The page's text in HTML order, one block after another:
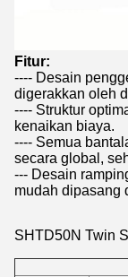
Fitur:
---- Desain
digerakkan oleh
---- Struktur
kenaikan biaya.
---- Semua
secara global,
--- Desain
mudah dipasang
SHTD50N Twin